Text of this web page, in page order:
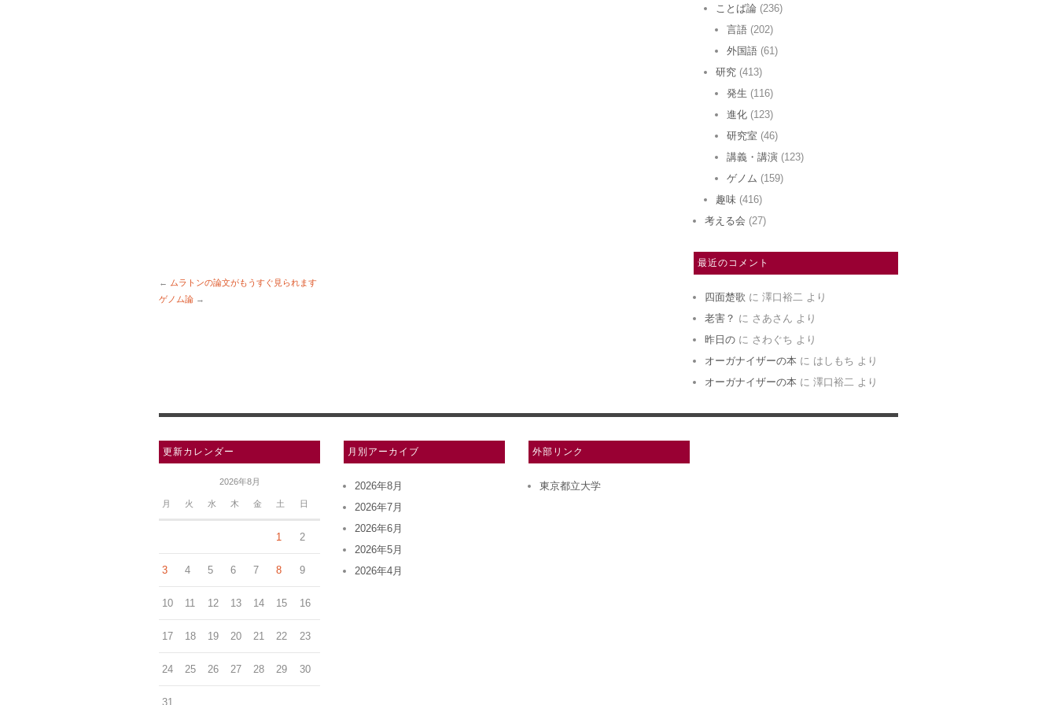
← ムラトンの論文がもうすぐ見られます
ゲノム論 →
ことば論 (236)
言語 (202)
外国語 (61)
研究 (413)
発生 (116)
進化 (123)
研究室 (46)
講義・講演 (123)
ゲノム (159)
趣味 (416)
考える会 (27)
最近のコメント
四面楚歌 に 澤口裕二 より
老害？ に さあさん より
昨日の に さわぐち より
オーガナイザーの本 に はしもち より
オーガナイザーの本 に 澤口裕二 より
更新カレンダー
2026年8月
月 火 水 木 金 土 日
1 2
3 4 5 6 7 8 9
10 11 12 13 14 15 16
17 18 19 20 21 22 23
24 25 26 27 28 29 30
31
月別アーカイブ
2026年8月
2026年7月
2026年6月
2026年5月
2026年4月
外部リンク
東京都立大学